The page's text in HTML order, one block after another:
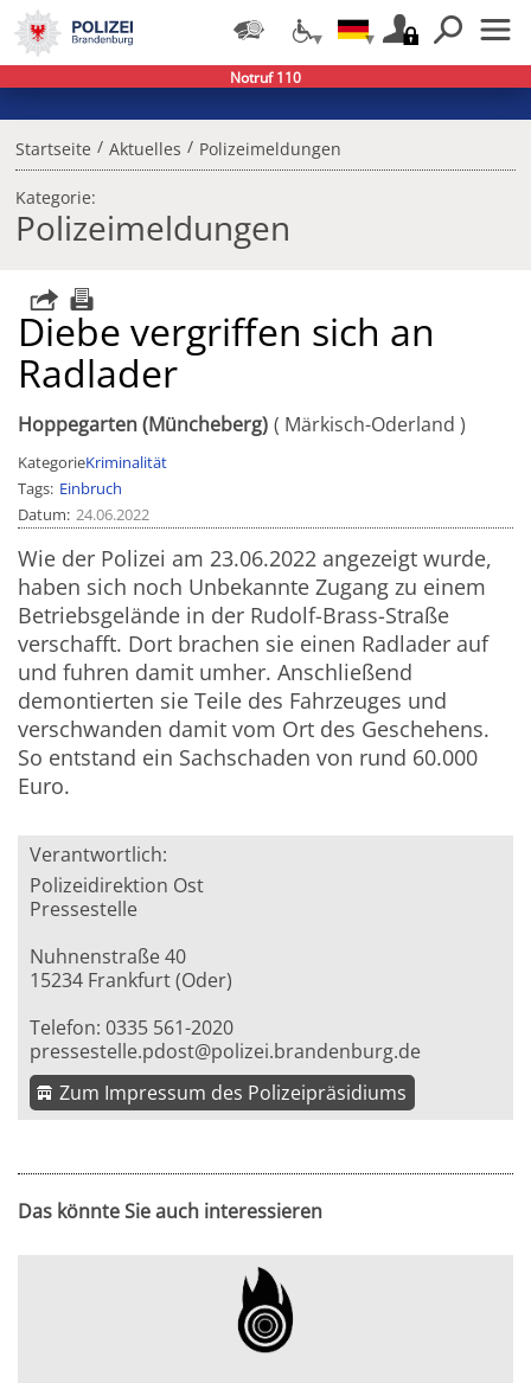
Startseite / Aktuelles / Polizeimeldungen
Kategorie:
Polizeimeldungen
Diebe vergriffen sich an
Radlader
Hoppegarten (Müncheberg) Märkisch-Oderland
KategorieKriminalität
Tags Einbruch
Datum 24.06.2022
Wie der Polizei am 23.06.2022 angezeigt wurde,
haben sich noch Unbekannte Zugang zu einem
Betriebsgelände in der Rudolf-Brass-Straße
verschafft. Dort brachen sie einen Radlader auf
und fuhren damit umher. Anschließend
demontierten sie Teile des Fahrzeuges und
verschwanden damit vom Ort des Geschehens.
So entstand ein Sachschaden von rund 60.000
Euro.
Verantwortlich:
Polizeidirektion Ost
Pressestelle
Nuhnenstraße 40
15234 Frankfurt (Oder)
Telefon: 0335 561-2020
pressestelle.pdost@polizei.brandenburg.de
Zum Impressum des Polizeipräsidiums
Das könnte Sie auch interessieren
Notruf 110